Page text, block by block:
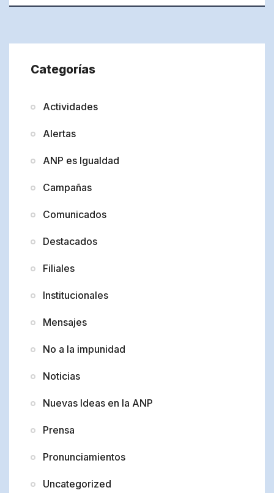
Categorías
Actividades
Alertas
ANP es Igualdad
Campañas
Comunicados
Destacados
Filiales
Institucionales
Mensajes
No a la impunidad
Noticias
Nuevas Ideas en la ANP
Prensa
Pronunciamientos
Uncategorized